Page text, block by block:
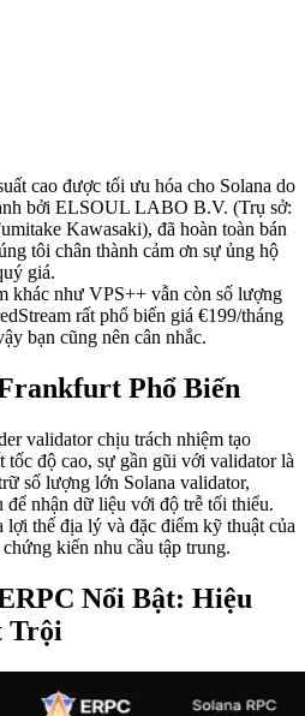
cao được tối ưu hóa cho Solana do
bởi ELSOUL LABO B.V. (Trụ sở:
Kawasaki), đã hoàn toàn bán
tôi chân thành cảm ơn sự ủng hộ
giá.
khác như VPS++ vẫn còn số lượng
rất phổ biến giá €199/tháng
bạn cũng nên cân nhắc.
Phổ Biến
validator chịu trách nhiệm tạo
độ cao, sự gần gũi với validator là
số lượng lớn Solana validator,
nhận dữ liệu với độ trễ tối thiểu.
thế địa lý và đặc điểm kỹ thuật của
kiến nhu cầu tập trung.
Nổi Bật: Hiệu
Trội